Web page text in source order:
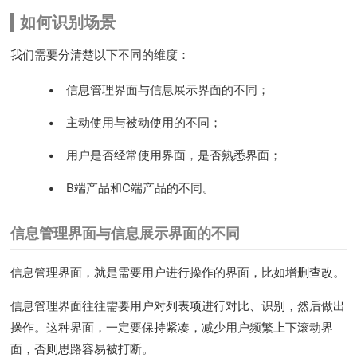
如何识别场景
我们需要分清楚以下不同的维度：
信息管理界面与信息展示界面的不同；
主动使用与被动使用的不同；
用户是否经常使用界面，是否熟悉界面；
B端产品和C端产品的不同。
信息管理界面与信息展示界面的不同
信息管理界面，就是需要用户进行操作的界面，比如增删查改。
信息管理界面往往需要用户对列表项进行对比、识别，然后做出
操作。这种界面，一定要保持紧凑，减少用户频繁上下滚动界
面，否则思路容易被打断。
我们能给的
等待时间：5分钟以内